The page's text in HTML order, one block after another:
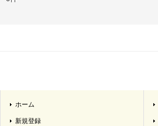
ホーム
新規登録